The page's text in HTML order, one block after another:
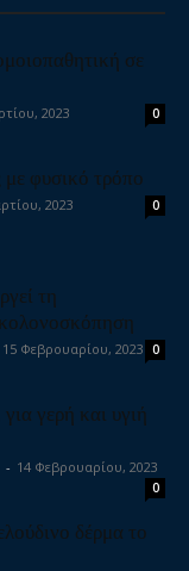
σε
2023 0
με φυσικό τρόπο
2023 0
τη
15 Φεβρουαρίου, 2023 0
γερή και υγιή
- 14 Φεβρουαρίου, 2023
0
δέρμα το